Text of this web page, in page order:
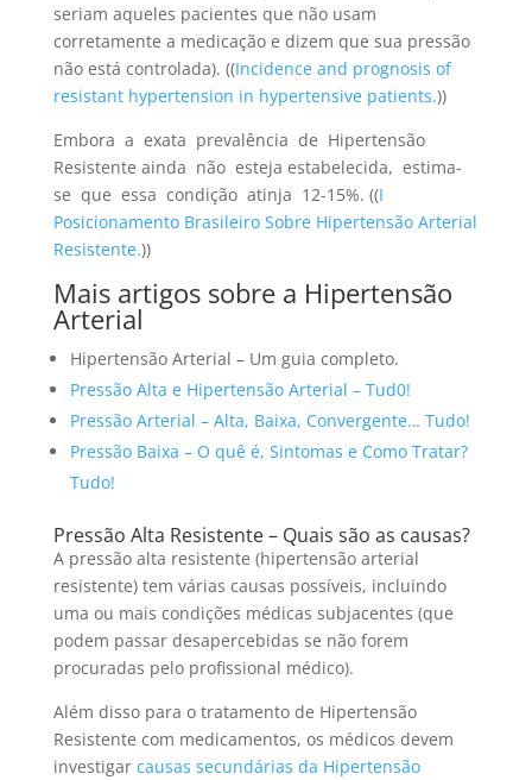
seriam aqueles pacientes que não usam
corretamente a medicação e dizem que sua pressão
não está controlada). ((Incidence and prognosis of
resistant hypertension in hypertensive patients.))
Embora a exata prevalência de Hipertensão
Resistente ainda não esteja estabelecida, estima-
se que essa condição atinja 12-15%. ((I
Posicionamento Brasileiro Sobre Hipertensão Arterial
Resistente.))
Mais artigos sobre a Hipertensão
Arterial
Hipertensão Arterial – Um guia completo.
Pressão Alta e Hipertensão Arterial – Tud0!
Pressão Arterial – Alta, Baixa, Convergente… Tudo!
Pressão Baixa – O quê é, Sintomas e Como Tratar?
Tudo!
Pressão Alta Resistente – Quais são as causas?
A pressão alta resistente (hipertensão arterial
resistente) tem várias causas possíveis, incluindo
uma ou mais condições médicas subjacentes (que
podem passar desapercebidas se não forem
procuradas pelo profissional médico).
Além disso para o tratamento de Hipertensão
Resistente com medicamentos, os médicos devem
investigar causas secundárias da Hipertensão